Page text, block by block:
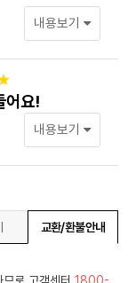
내용보기
어요!
내용보기
교환/환불안내